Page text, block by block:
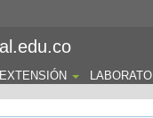
EXTENSIÓN